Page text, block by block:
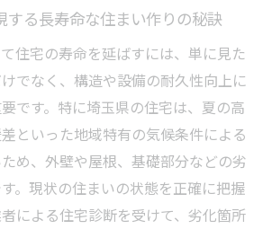
できるリフォーム選び方
リフォーム会社を選ぶ際の重要ポ
ム実績と口コミを活かした業者比
ォーム業者リスト活用で安心を確
する長寿命な住まい作りの秘訣
住宅の寿命を延ばすには、単に見た
でなく、構造や設備の耐久性向上に
です。特に埼玉県の住宅は、夏の高
といった地域特有の気候条件による
め、外壁や屋根、基礎部分などの劣
。現状の住まいの状態を正確に把握
による住宅診断を受けて、劣化箇所